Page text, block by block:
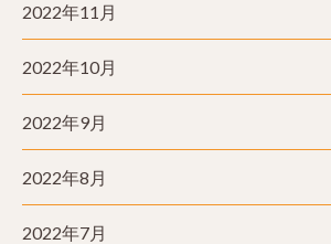
2022年11月
2022年10月
2022年9月
2022年8月
2022年7月